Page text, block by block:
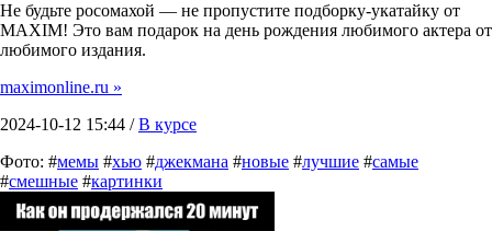
Не будьте росомахой — не пропустите подборку-укатайку от
MAXIM! Это вам подарок на день рождения любимого актера от
любимого издания.
maximonline.ru »
2024-10-12 15:44 /В курсе
Фото: #мемы #хью #джекмана #новые #лучшие #самые
#смешные #картинки